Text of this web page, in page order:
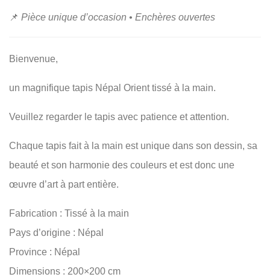
📌 Pièce unique d’occasion • Enchères ouvertes
Bienvenue,
un magnifique tapis Népal Orient tissé à la main.
Veuillez regarder le tapis avec patience et attention.
Chaque tapis fait à la main est unique dans son dessin, sa
beauté et son harmonie des couleurs et est donc une
œuvre d’art à part entière.
Fabrication : Tissé à la main
Pays d’origine : Népal
Province : Népal
Dimensions : 200×200 cm